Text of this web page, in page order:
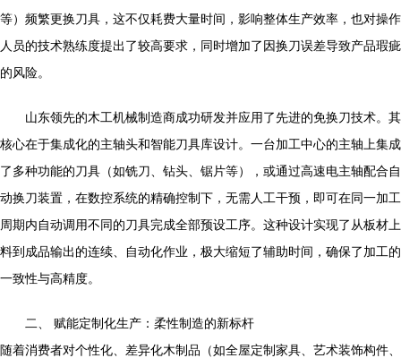
等）频繁更换刀具，这不仅耗费大量时间，影响整体生产效率，也对操作
人员的技术熟练度提出了较高要求，同时增加了因换刀误差导致产品瑕疵
的风险。
山东领先的木工机械制造商成功研发并应用了先进的免换刀技术。其
核心在于集成化的主轴头和智能刀具库设计。一台加工中心的主轴上集成
了多种功能的刀具（如铣刀、钻头、锯片等），或通过高速电主轴配合自
动换刀装置，在数控系统的精确控制下，无需人工干预，即可在同一加工
周期内自动调用不同的刀具完成全部预设工序。这种设计实现了从板材上
料到成品输出的连续、自动化作业，极大缩短了辅助时间，确保了加工的
一致性与高精度。
二、 赋能定制化生产：柔性制造的新标杆
随着消费者对个性化、差异化木制品（如全屋定制家具、艺术装饰构件、